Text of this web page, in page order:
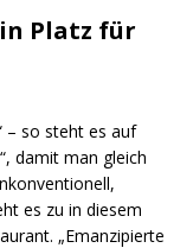
Platz für
– so steht es auf
damit man gleich
es zu in diesem
„Emanzipierte